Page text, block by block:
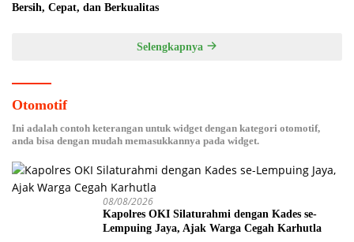
Bersih, Cepat, dan Berkualitas
Selengkapnya
Otomotif
Ini adalah contoh keterangan untuk widget dengan kategori otomotif,
anda bisa dengan mudah memasukkannya pada widget.
08/08/2026
Kapolres OKI Silaturahmi dengan Kades se-
Lempuing Jaya, Ajak Warga Cegah Karhutla